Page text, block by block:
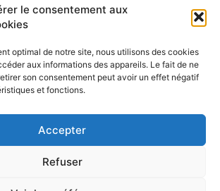
le consentement aux
optimal de notre site, nous utilisons des cookies
aux informations des appareils. Le fait de ne
son consentement peut avoir un effet négatif
et fonctions.
Accepter
Refuser